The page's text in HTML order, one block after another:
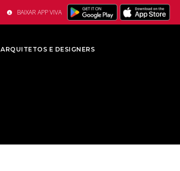
BAIXAR APP VIVA
ARQUITETOS E DESIGNERS